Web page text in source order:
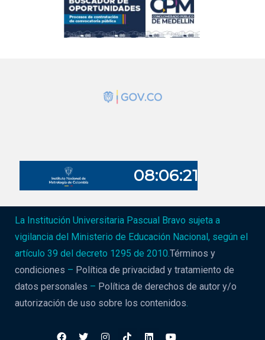
La Institución Universitaria Pascual Bravo sujeta a
vigilancia del Ministerio de Educación Nacional, según el
artículo 39 del decreto 1295 de 2010. Términos y
condiciones – Política de privacidad y tratamiento de
datos personales – Política de derechos de autor y/o
autorización de uso sobre los contenidos